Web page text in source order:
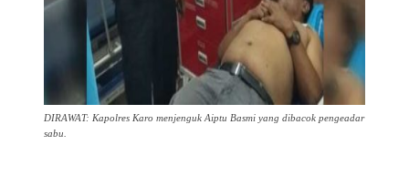
DIRAWAT: Kapolres Karo menjenguk Aiptu Basmi yang dibacok pengeadar
sabu.